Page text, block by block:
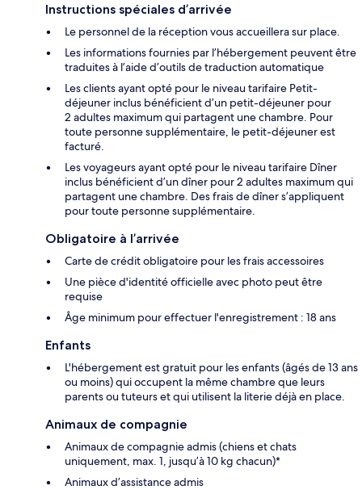
Instructions spéciales d’arrivée
Le personnel de la réception vous accueillera sur place.
Les informations fournies par l’hébergement peuvent être
traduites à l’aide d’outils de traduction automatique
Les clients ayant opté pour le niveau tarifaire Petit-
déjeuner inclus bénéficient d’un petit-déjeuner pour
2 adultes maximum qui partagent une chambre. Pour
toute personne supplémentaire, le petit-déjeuner est
facturé.
Les voyageurs ayant opté pour le niveau tarifaire Dîner
inclus bénéficient d’un dîner pour 2 adultes maximum qui
partagent une chambre. Des frais de dîner s’appliquent
pour toute personne supplémentaire.
Obligatoire à l’arrivée
Carte de crédit obligatoire pour les frais accessoires
Une pièce d'identité officielle avec photo peut être
requise
Âge minimum pour effectuer l'enregistrement : 18 ans
Enfants
L'hébergement est gratuit pour les enfants (âgés de 13 ans
ou moins) qui occupent la même chambre que leurs
parents ou tuteurs et qui utilisent la literie déjà en place.
Animaux de compagnie
Animaux de compagnie admis (chiens et chats
uniquement, max. 1, jusqu’à 10 kg chacun)*
Animaux d’assistance admis